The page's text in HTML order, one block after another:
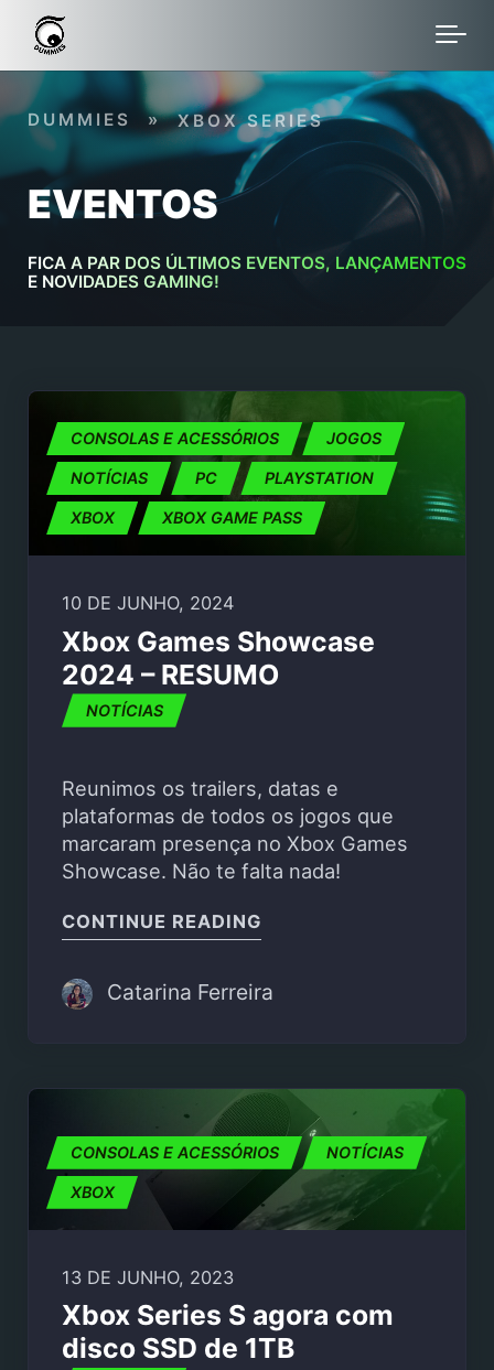
Skip to main content
EVENTOS
FICA A PAR DOS ÚLTIMOS EVENTOS, LANÇAMENTOS
E NOVIDADES GAMING!
DUMMIES » XBOX SERIES
CONSOLAS E ACESSÓRIOS JOGOS
NOTÍCIAS PC PLAYSTATION
XBOX XBOX GAME PASS
10 DE JUNHO, 2024
Xbox Games Showcase
2024 – RESUMO
NOTÍCIAS
Reunimos os trailers, datas e
plataformas de todos os jogos que
marcaram presença no Xbox Games
Showcase. Não te falta nada!
CONTINUE READING
Catarina Ferreira
CONSOLAS E ACESSÓRIOS NOTÍCIAS
XBOX
13 DE JUNHO, 2023
Xbox Series S agora com
disco SSD de 1TB